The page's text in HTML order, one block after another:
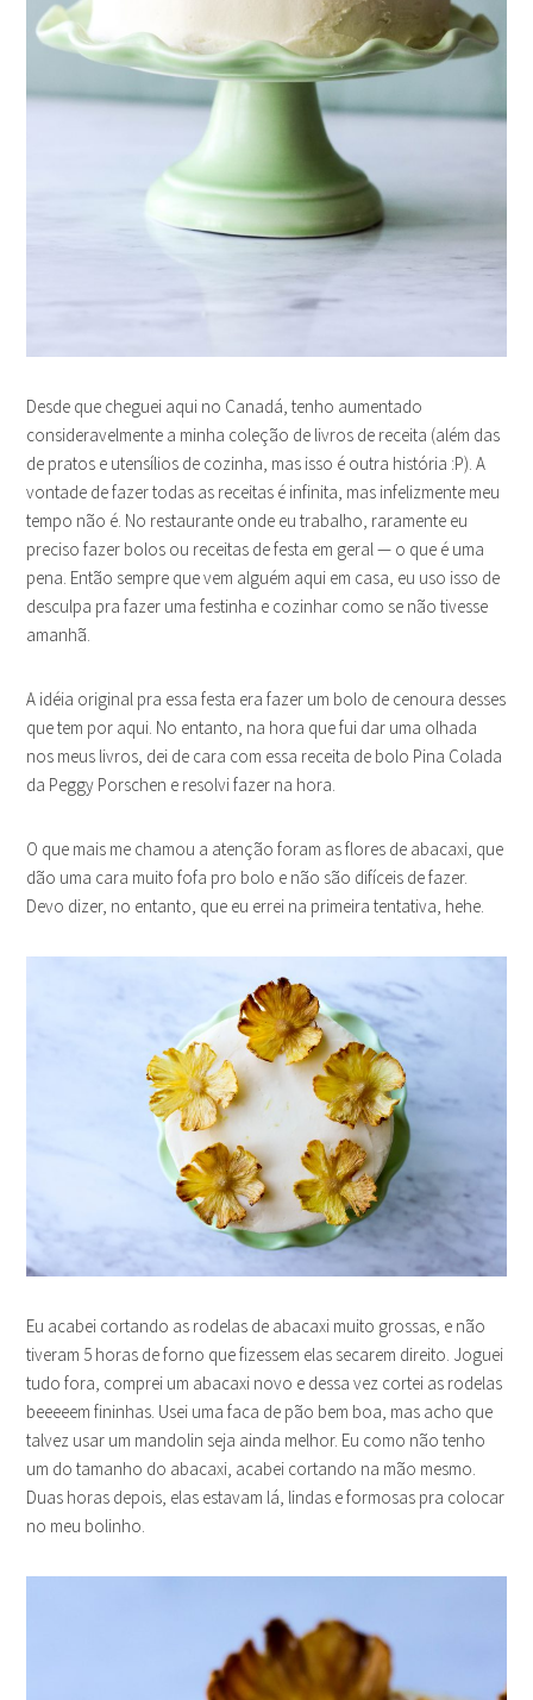
Desde que cheguei aqui no Canadá, tenho aumentado
consideravelmente a minha coleção de livros de receita (além das
de pratos e utensílios de cozinha, mas isso é outra história :P). A
vontade de fazer todas as receitas é infinita, mas infelizmente meu
tempo não é. No restaurante onde eu trabalho, raramente eu
preciso fazer bolos ou receitas de festa em geral — o que é uma
pena. Então sempre que vem alguém aqui em casa, eu uso isso de
desculpa pra fazer uma festinha e cozinhar como se não tivesse
amanhã.
A idéia original pra essa festa era fazer um bolo de cenoura desses
que tem por aqui. No entanto, na hora que fui dar uma olhada
nos meus livros, dei de cara com essa receita de bolo Pina Colada
da Peggy Porschen e resolvi fazer na hora.
O que mais me chamou a atenção foram as flores de abacaxi, que
dão uma cara muito fofa pro bolo e não são difíceis de fazer.
Devo dizer, no entanto, que eu errei na primeira tentativa, hehe.
Eu acabei cortando as rodelas de abacaxi muito grossas, e não
tiveram 5 horas de forno que fizessem elas secarem direito. Joguei
tudo fora, comprei um abacaxi novo e dessa vez cortei as rodelas
beeeeem fininhas. Usei uma faca de pão bem boa, mas acho que
talvez usar um mandolin seja ainda melhor. Eu como não tenho
um do tamanho do abacaxi, acabei cortando na mão mesmo.
Duas horas depois, elas estavam lá, lindas e formosas pra colocar
no meu bolinho.